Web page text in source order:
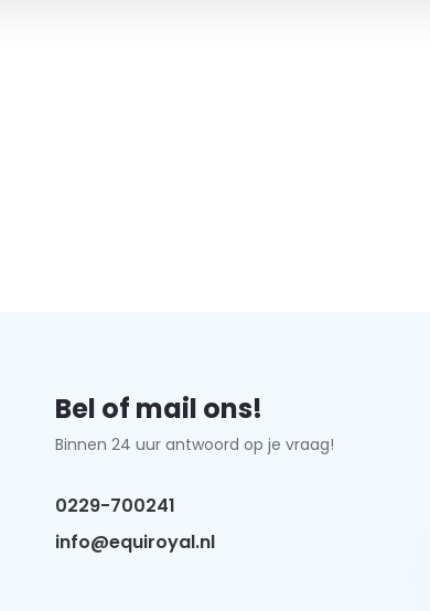
Bel of mail ons!
Binnen 24 uur antwoord op je vraag!
0229-700241
info@equiroyal.nl